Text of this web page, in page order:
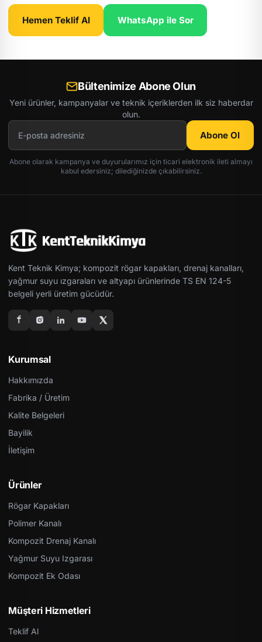
Hemen Teklif Al WhatsApp ile Sor
Bültenimize Abone Olun
Yeni ürünler, kampanyalar ve teknik içeriklerden ilk siz haberdar
olun.
Abone Ol
Abone olarak kampanya ve duyurularımız için ticari elektronik ileti almayı
kabul edersiniz; dilediğinizde çıkabilirsiniz.
Kent Teknik Kimya; kompozit rögar kapakları, drenaj kanalları,
yağmur suyu ızgaraları ve altyapı ürünlerinde TS EN 124-5
belgeli yerli üretim gücüdür.
Kurumsal
Hakkımızda
Fabrika / Üretim
Kalite Belgeleri
Bayilik
İletişim
Ürünler
Rögar Kapakları
Polimer Kanalı
Kompozit Drenaj Kanalı
Yağmur Suyu Izgarası
Kompozit Ek Odası
Müşteri Hizmetleri
Teklif Al